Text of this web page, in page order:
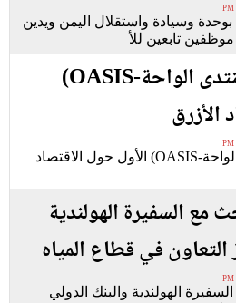
وسيادة واستقلال اليمن ويدين
موظفين تابعين للأ
اليمن يشارك في (منتدى الواحة-OASIS)
الأزرق
اليمن يشارك في (منتدى الواحة-OASIS) الأول حول الاقتصاد
مع السفيرة الهولندية
التعاون في قطاع المياه
الهولندية والبنك الدولي